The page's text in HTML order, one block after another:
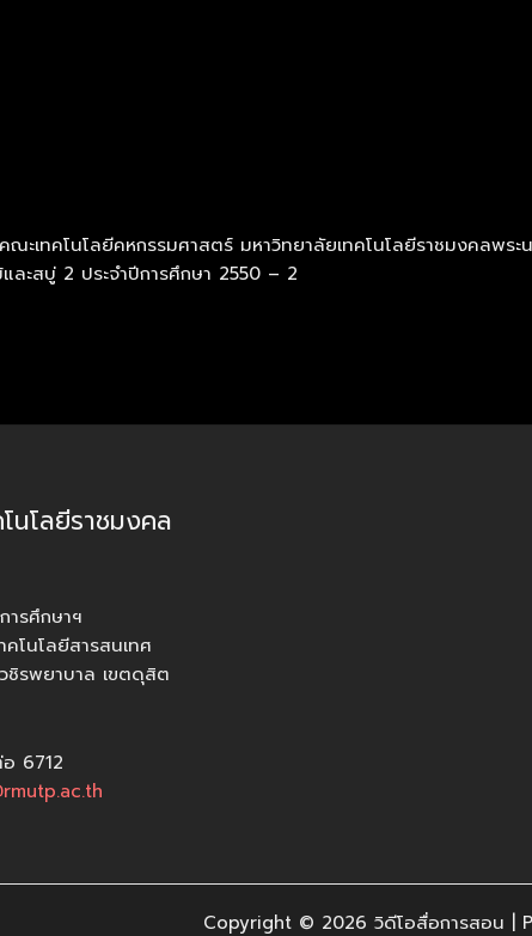
ะเทคโนโลยีคหกรรมศาสตร์ มหาวิทยาลัยเทคโนโลยีราชมงคลพระ
ละสบู่ 2 ประจำปีการศึกษา 2550 – 2
นโลยีราชมงคล
รศึกษาฯ
คโนโลยีสารสนเทศ
ชิรพยาบาล เขตดุสิต
6712
Copyright © 2026 วิดีโอสื่อการสอน |